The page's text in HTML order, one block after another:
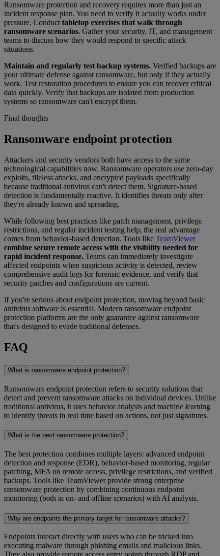
Ransomware protection and recovery requires more than just an
incident response plan. You need to verify it actually works under
pressure. Conduct tabletop exercises that walk through
ransomware scenarios. Gather your security, IT, and management
teams to discuss how they would respond to specific attack
situations.
Maintain and regularly test backup systems. Verified backups are
your ultimate defense against ransomware, but only if they actually
work. Test restoration procedures to ensure you can recover critical
data quickly. Verify that backups are isolated from production
systems so ransomware can't encrypt them.
Final thoughts
Ransomware endpoint protection
Attackers and security vendors both have access to the same
technological capabilities now. Ransomware operators use zero-day
exploits, fileless attacks, and encrypted payloads specifically
because traditional antivirus can't detect them. Signature-based
detection is fundamentally reactive. It identifies threats only after
they're already known and spreading.
While following best practices like patch management, privilege
restrictions, and regular incident testing help, the real advantage
comes from behavior-based detection. Tools like TeamViewer
combine secure remote access with the visibility needed for
rapid incident response. Teams can immediately investigate
affected endpoints when suspicious activity is detected, review
comprehensive audit logs for forensic evidence, and verify that
security patches and configurations are current.
If you're serious about endpoint protection, moving beyond basic
antivirus software is essential. Modern ransomware endpoint
protection platforms are the only guarantee against ransomware
that's designed to evade traditional defenses.
FAQ
What is ransomware endpoint protection?
Ransomware endpoint protection refers to security solutions that
detect and prevent ransomware attacks on individual devices. Unlike
traditional antivirus, it uses behavior analysis and machine learning
to identify threats in real time based on actions, not just signatures.
What is the best ransomware protection?
The best protection combines multiple layers: advanced endpoint
detection and response (EDR), behavior-based monitoring, regular
patching, MFA on remote access, privilege restrictions, and verified
backups. Tools like TeamViewer provide strong enterprise
ransomware protection by combining continuous endpoint
monitoring (both in on- and offline scenarios) with AI analysis.
Why are endpoints the primary target for ransomware attacks?
Endpoints interact directly with users who can be tricked into
executing malware through phishing emails and malicious links.